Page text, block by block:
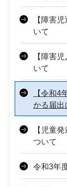
【障害
いて
【障害
いて
【令和4
かる届出
【児童
ついて
令和3年